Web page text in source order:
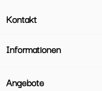
Kontakt
Informationen
Angebote